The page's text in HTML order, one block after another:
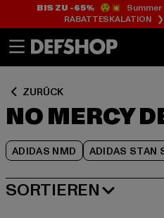
BIS ZU -65%😲💥 Summer
RABATTESKALATION
ZURÜCK
NO MERCY
ADIDAS NMD ADIDAS STAN
SORTIEREN
BELIEBTESTE